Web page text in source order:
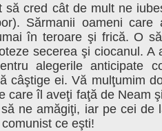
să cred cât de mult ne
Sărmanii oameni care
în teroare şi frică. O
secerea şi ciocanul. A
alegerile anticipate
câştige ei. Vă mulţumim
care îl aveţi faţă de Neam
ne amăgiţi, iar pe cei de
ce eşti!